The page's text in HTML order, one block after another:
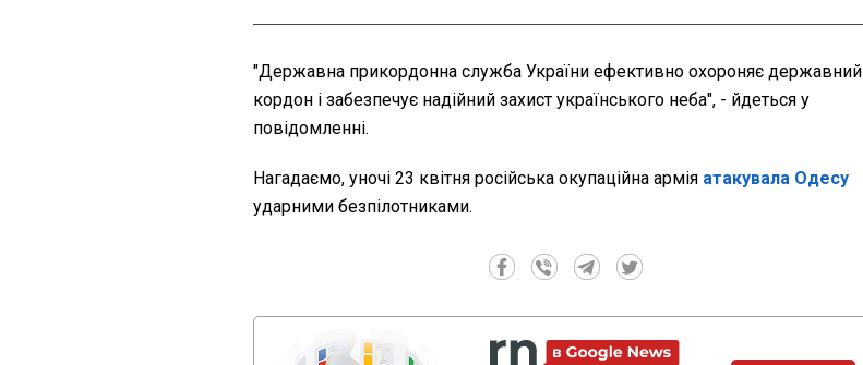
"Державна прикордонна служба України ефективно охороняє державний
кордон і забезпечує надійний захист українського неба", - йдеться у
повідомленні.
Нагадаємо, уночі 23 квітня російська окупаційна армія атакувала Одесу
ударними безпілотниками.